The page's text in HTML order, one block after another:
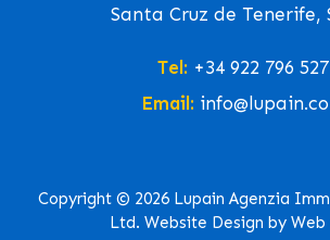
Santa Cruz de Tenerife,
Tel: +34 922 796 527
Email:
Copyright © 2026 Lupain Agenzia
Ltd. Website Design by